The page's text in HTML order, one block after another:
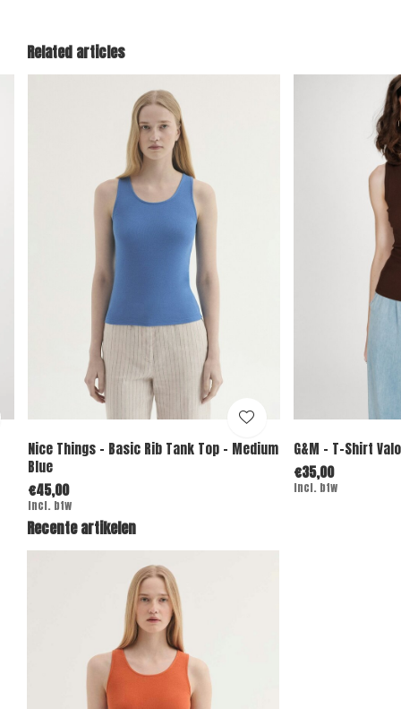
Related articles
Nice Things - Basic Rib Tank Top - Medium
Blue
€45,00
Incl. btw
G&M - T-Shirt
€35,00
Incl. btw
Recente artikelen